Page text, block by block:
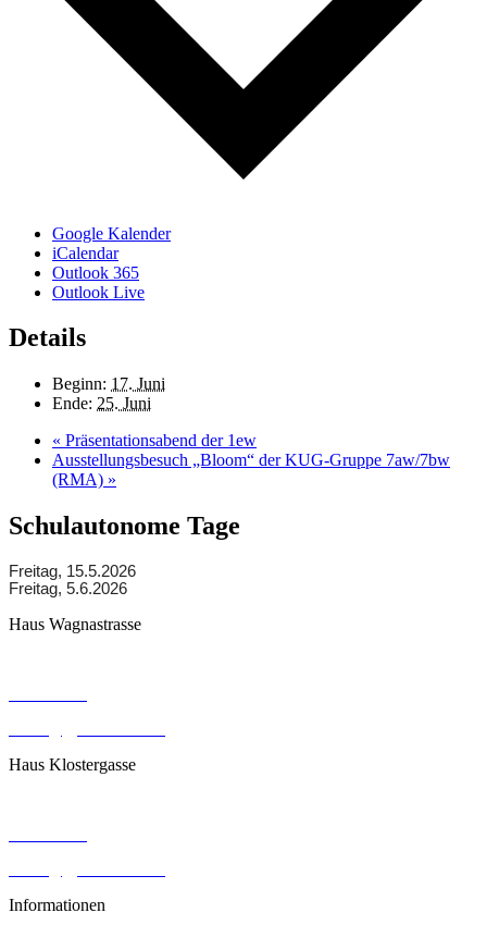
Google Kalender
iCalendar
Outlook 365
Outlook Live
Details
Beginn: 17. Juni
Ende: 25. Juni
« Präsentationsabend der 1ew
Ausstellungsbesuch „Bloom“ der KUG-Gruppe 7aw/7bw
(RMA) »
Schulautonome Tage
Freitag, 15.5.2026
Freitag, 5.6.2026
Haus Wagnastrasse
Haus Klostergasse
Informationen